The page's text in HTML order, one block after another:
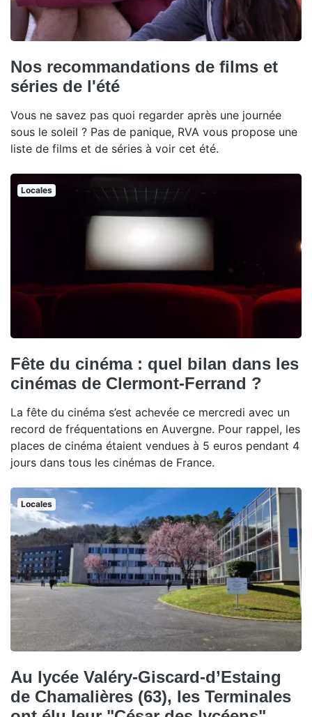
Nos recommandations de films et
séries de l'été
Vous ne savez pas quoi regarder après une journée
sous le soleil ? Pas de panique, RVA vous propose une
liste de films et de séries à voir cet été.
Locales
Fête du cinéma : quel bilan dans les
cinémas de Clermont-Ferrand ?
La fête du cinéma s’est achevée ce mercredi avec un
record de fréquentations en Auvergne. Pour rappel, les
places de cinéma étaient vendues à 5 euros pendant 4
jours dans tous les cinémas de France.
Locales
Au lycée Valéry-Giscard-d’Estaing
de Chamalières (63), les Terminales